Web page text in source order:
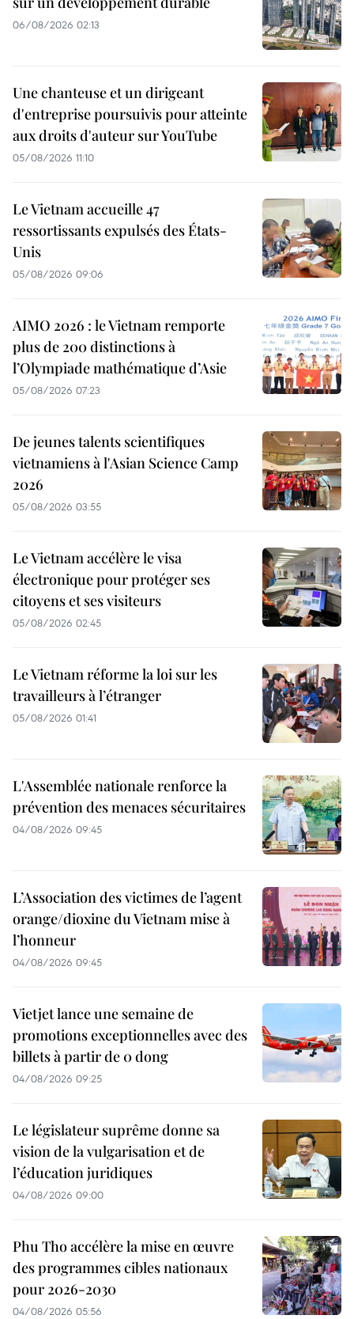
06/08/2026 02:13
Une chanteuse et un dirigeant
d'entreprise poursuivis pour atteinte
aux droits d'auteur sur YouTube
05/08/2026 11:10
Le Vietnam accueille 47
ressortissants expulsés des États-
Unis
05/08/2026 09:06
AIMO 2026 : le Vietnam remporte
plus de 200 distinctions à
l’Olympiade mathématique d’Asie
05/08/2026 07:23
De jeunes talents scientifiques
vietnamiens à l'Asian Science Camp
2026
05/08/2026 03:55
Le Vietnam accélère le visa
électronique pour protéger ses
citoyens et ses visiteurs
05/08/2026 02:45
Le Vietnam réforme la loi sur les
travailleurs à l’étranger
05/08/2026 01:41
L'Assemblée nationale renforce la
prévention des menaces sécuritaires
04/08/2026 09:45
L’Association des victimes de l’agent
orange/dioxine du Vietnam mise à
l’honneur
04/08/2026 09:45
Vietjet lance une semaine de
promotions exceptionnelles avec des
billets à partir de 0 dong
04/08/2026 09:25
Le législateur suprême donne sa
vision de la vulgarisation et de
l’éducation juridiques
04/08/2026 09:00
Phu Tho accélère la mise en œuvre
des programmes cibles nationaux
pour 2026-2030
04/08/2026 05:56